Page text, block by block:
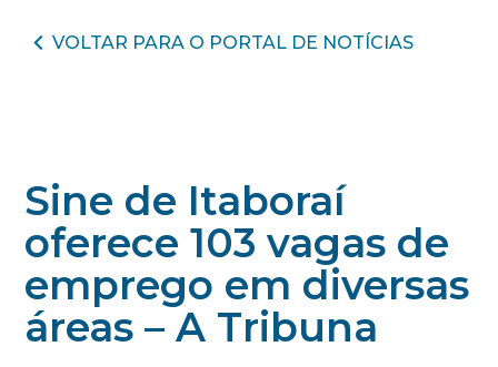
VOLTAR PARA O PORTAL DE NOTÍCIAS
Sine de Itaboraí
oferece 103 vagas de
emprego em diversas
áreas – A Tribuna